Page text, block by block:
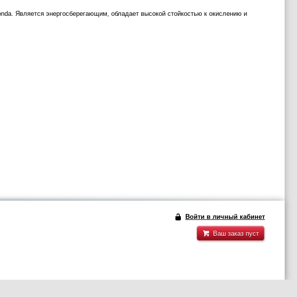
Является энергосберегающим, обладает высокой стойкостью к окислению и
Войти в личный кабинет
Ваш заказ пуст